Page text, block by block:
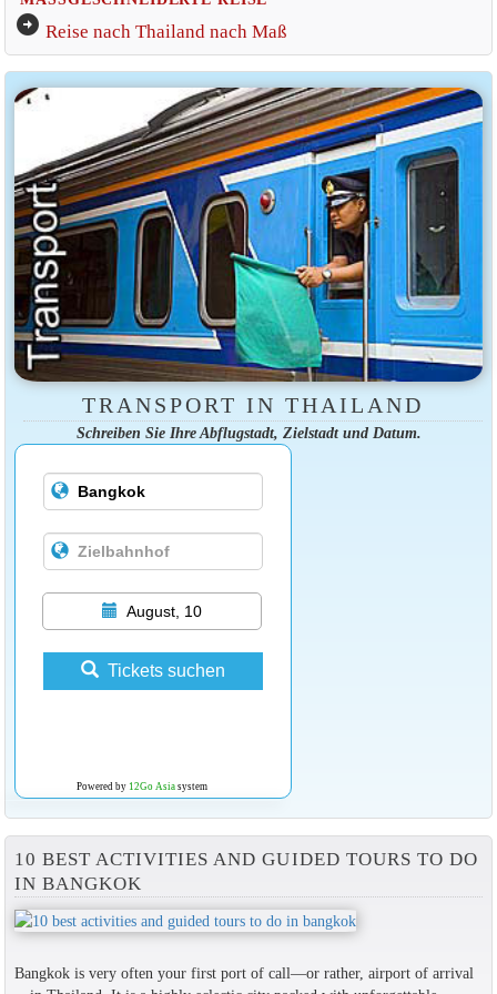
arrow_circle_right Reise nach Thailand nach Maß
TRANSPORT IN THAILAND
Schreiben Sie Ihre Abflugstadt, Zielstadt und Datum.
August, 10
Tickets suchen
Powered by 12Go Asiasystem
10 BEST ACTIVITIES AND GUIDED TOURS TO DO
IN BANGKOK
Bangkok is very often your first port of call—or rather, airport of arrival